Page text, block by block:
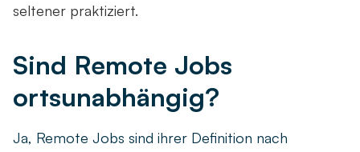
seltener praktiziert.
Sind Remote Jobs
ortsunabhängig?
Ja, Remote Jobs sind ihrer Definition nach